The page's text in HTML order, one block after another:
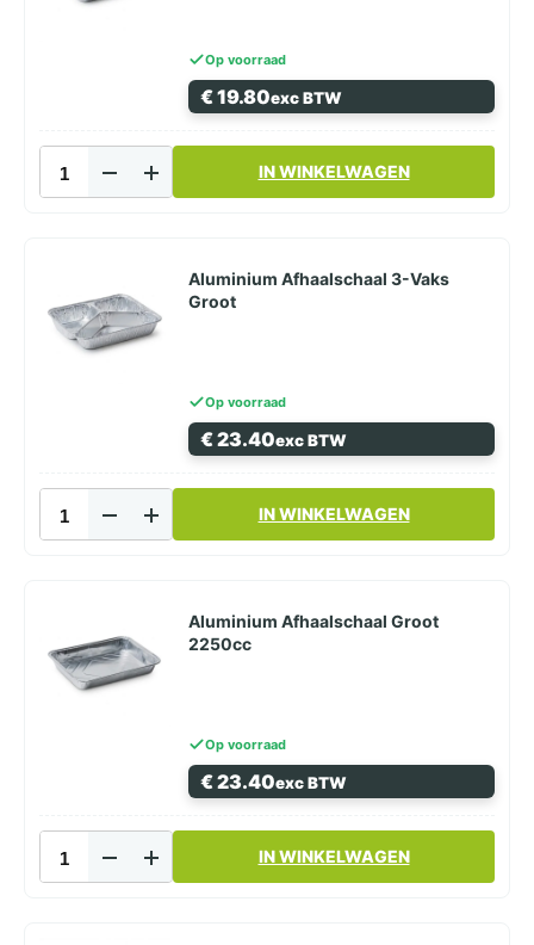
Op voorraad
€19.80exc BTW
Afhaalschaal
2-
IN WINKELWAGEN
Aluminium Afhaalschaal 3-Vaks
Groot
Op voorraad
€23.40exc BTW
Afhaalschaal
3-
IN WINKELWAGEN
Aluminium Afhaalschaal Groot
2250cc
Op voorraad
€23.40exc BTW
Afhaalschaal
Groot
IN WINKELWAGEN